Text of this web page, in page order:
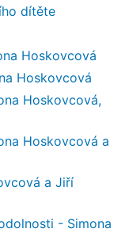
dítěte
Hoskovcová
Hoskovcová
Hoskovcová,
Hoskovcová a
a Jiří
- Simona